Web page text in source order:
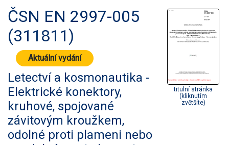
ČSN EN 2997-005
(311811)
Aktuální vydání
Letectví a kosmonautika -
Elektrické konektory,
kruhové, spojované
závitovým kroužkem,
odolné proti plameni nebo
titulní stránka
(kliknutím
zvětšíte)